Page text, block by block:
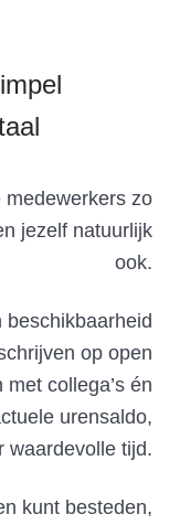
zo
jezelf natuurlijk
ook.
beschikbaarheid
op open
collega’s én
urensaldo,
waardevolle tijd.
kunt besteden,